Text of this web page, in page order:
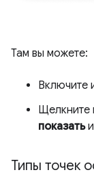
Там вы можете:
Включите
Щелкните
показать
Типы точек